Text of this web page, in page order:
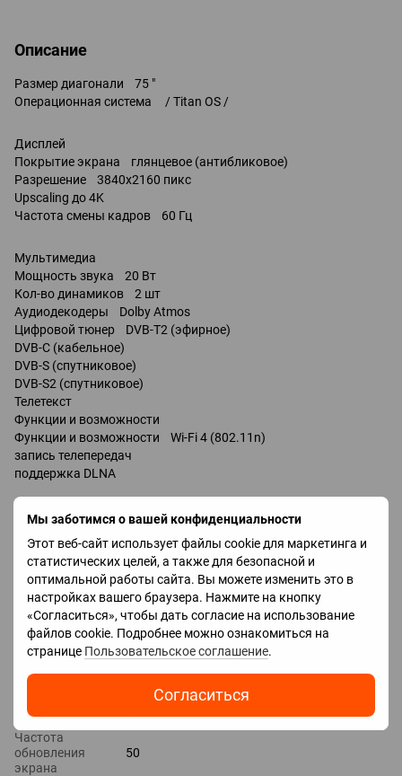
Мы заботимся о вашей конфиденциальности
Этот веб-сайт использует файлы cookie для маркетинга и
статистических целей, а также для безопасной и
оптимальной работы сайта. Вы можете изменить это в
настройках вашего браузера. Нажмите на кнопку
«Согласиться», чтобы дать согласие на использование
файлов cookie. Подробнее можно ознакомиться на
странице Пользовательское соглашение.
Согласиться
Описание
Размер диагонали 75 "
Операционная система / Titan OS /
Дисплей
Покрытие экрана глянцевое (антибликовое)
Разрешение 3840x2160 пикс
Upscaling до 4K
Частота смены кадров 60 Гц
Мультимедиа
Мощность звука 20 Вт
Кол-во динамиков 2 шт
Аудиодекодеры Dolby Atmos
Цифровой тюнер DVB-T2 (эфирное)
DVB-C (кабельное)
DVB-S (спутниковое)
DVB-S2 (спутниковое)
Телетекст
Функции и возможности
Функции и возможности Wi-Fi 4 (802.11n)
запись телепередач
поддержка DLNA
Разъемы
LAN
HDMI 3 шт
Версия HDMI v 2.1
Выходы оптический
Характеристики
HDMI
Частота
обновления
экрана
50